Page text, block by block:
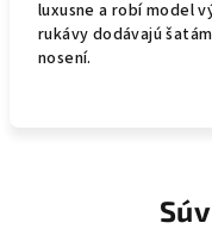
luxusne a robí model
rukávy dodávajú
nosení.